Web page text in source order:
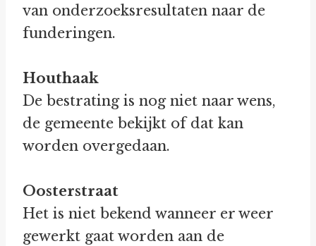
van onderzoeksresultaten naar de
funderingen.
Houthaak
De bestrating is nog niet naar wens,
de gemeente bekijkt of dat kan
worden overgedaan.
Oosterstraat
Het is niet bekend wanneer er weer
gewerkt gaat worden aan de